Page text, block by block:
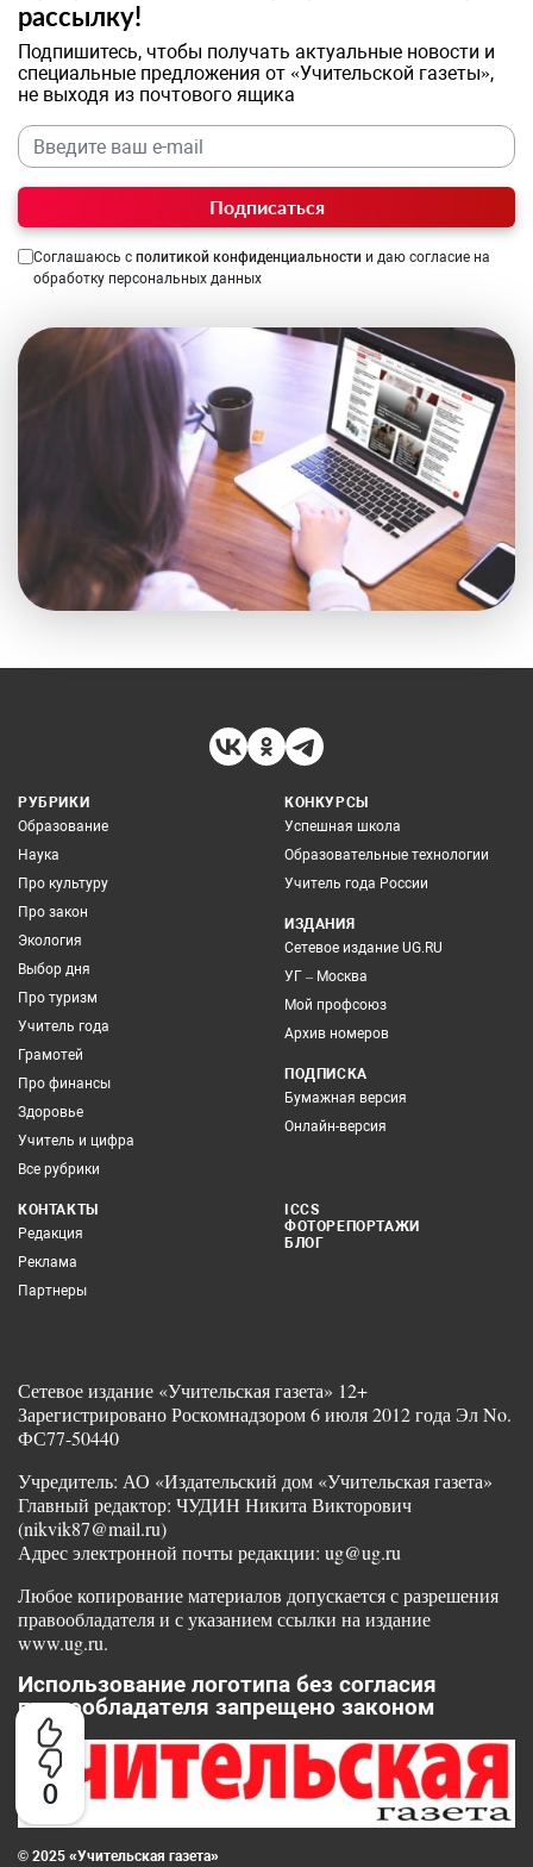
0
рассылку!
Подпишитесь, чтобы получать актуальные новости и
специальные предложения от «Учительской газеты»,
не выходя из почтового ящика
Подписаться
Соглашаюсь с политикой конфиденциальности и даю согласие на
обработку персональных данных
РУБРИКИ
Образование
Наука
Про культуру
Про закон
Экология
Выбор дня
Про туризм
Учитель года
Грамотей
Про финансы
Здоровье
Учитель и цифра
Все рубрики
КОНКУРСЫ
Успешная школа
Образовательные технологии
Учитель года России
ИЗДАНИЯ
Сетевое издание UG.RU
УГ – Москва
Мой профсоюз
Архив номеров
ПОДПИСКА
Бумажная версия
Онлайн-версия
КОНТАКТЫ
Редакция
Реклама
Партнеры
ICCS
ФОТОРЕПОРТАЖИ
БЛОГ
Сетевое издание «Учительская газета» 12+
Зарегистрировано Роскомнадзором 6 июля 2012 года Эл No.
ФС77-50440
Учредитель: АО «Издательский дом «Учительская газета»
Главный редактор: ЧУДИН Никита Викторович
(nikvik87@mail.ru)
Адрес электронной почты редакции: ug@ug.ru
Любое копирование материалов допускается с разрешения
правообладателя и с указанием ссылки на издание
www.ug.ru.
Использование логотипа без согласия
правообладателя запрещено законом
© 2025 «Учительская газета»